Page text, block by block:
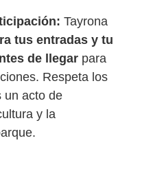
Tayrona
tus entradas y tu
de llegar para
Respeta los
un acto de
y la